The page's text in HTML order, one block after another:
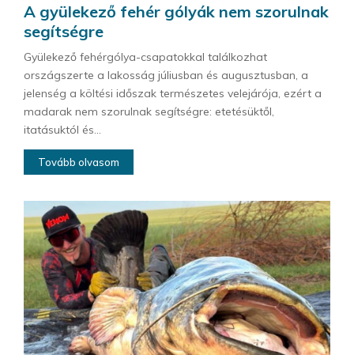
A gyülekező fehér gólyák nem szorulnak
segítségre
Gyülekező fehérgólya-csapatokkal találkozhat
országszerte a lakosság júliusban és augusztusban, a
jelenség a költési időszak természetes velejárója, ezért a
madarak nem szorulnak segítségre: etetésüktől,
itatásuktól és...
Tovább olvasom